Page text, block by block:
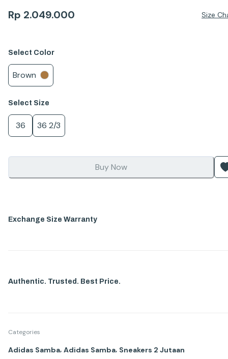
Rp 2.049.000 Size
Select Color
Brown
Select Size
36 36 2/3
Buy Now
Exchange Size Warranty
Authentic. Trusted. Best Price.
Categories
Adidas Samba, Adidas Samba, Sneakers 2 Jutaan